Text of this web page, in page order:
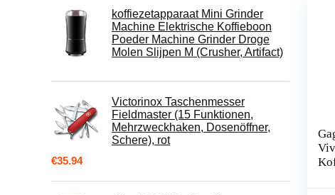
koffiezetapparaat Mini Grinder
Machine Elektrische Koffieboon
Poeder Machine Grinder Droge
Molen Slijpen M (Crusher, Artifact)
Victorinox Taschenmesser
Fieldmaster (15 Funktionen,
Mehrzweckhaken, Dosenöffner,
Schere), rot
€35.94